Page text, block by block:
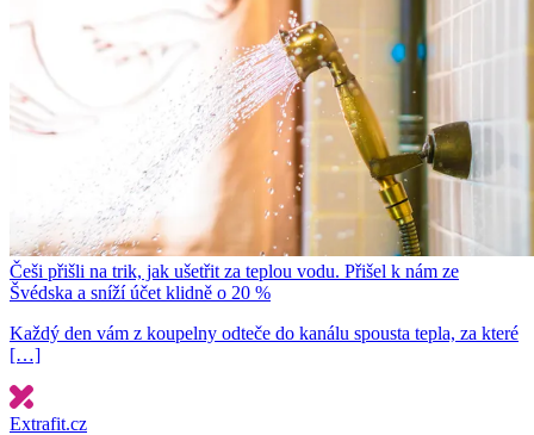
Češi přišli na trik, jak ušetřit za teplou vodu. Přišel k nám ze
Švédska a sníží účet klidně o 20 %
Každý den vám z koupelny odteče do kanálu spousta tepla, za které
[…]
Extrafit.cz